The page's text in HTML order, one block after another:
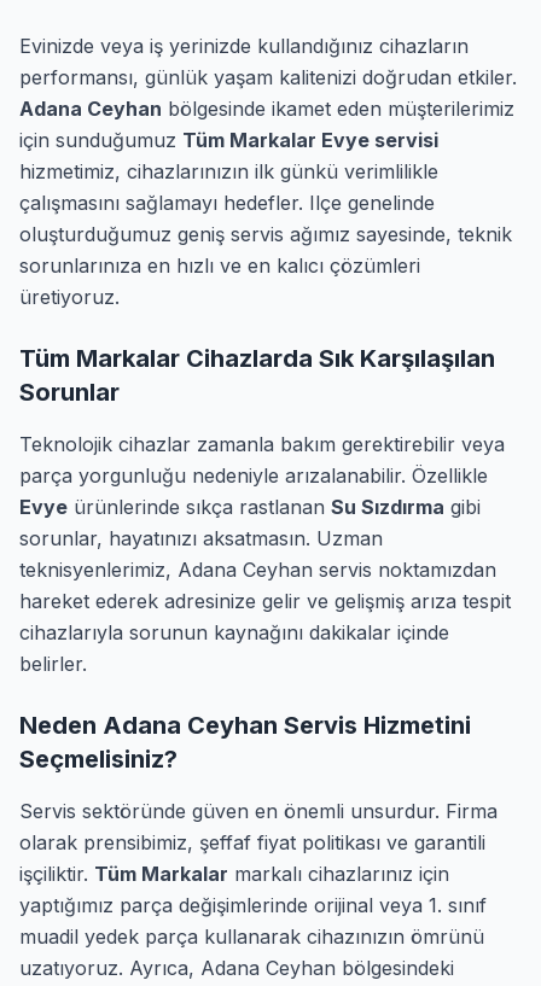
Evinizde veya iş yerinizde kullandığınız cihazların
performansı, günlük yaşam kalitenizi doğrudan etkiler.
Adana Ceyhan bölgesinde ikamet eden müşterilerimiz
için sunduğumuz Tüm Markalar Evye servisi
hizmetimiz, cihazlarınızın ilk günkü verimlilikle
çalışmasını sağlamayı hedefler. Ilçe genelinde
oluşturduğumuz geniş servis ağımız sayesinde, teknik
sorunlarınıza en hızlı ve en kalıcı çözümleri
üretiyoruz.
Tüm Markalar Cihazlarda Sık Karşılaşılan
Sorunlar
Teknolojik cihazlar zamanla bakım gerektirebilir veya
parça yorgunluğu nedeniyle arızalanabilir. Özellikle
Evye ürünlerinde sıkça rastlanan Su Sızdırma gibi
sorunlar, hayatınızı aksatmasın. Uzman
teknisyenlerimiz, Adana Ceyhan servis noktamızdan
hareket ederek adresinize gelir ve gelişmiş arıza tespit
cihazlarıyla sorunun kaynağını dakikalar içinde
belirler.
Neden Adana Ceyhan Servis Hizmetini
Seçmelisiniz?
Servis sektöründe güven en önemli unsurdur. Firma
olarak prensibimiz, şeffaf fiyat politikası ve garantili
işçiliktir. Tüm Markalar markalı cihazlarınız için
yaptığımız parça değişimlerinde orijinal veya 1. sınıf
muadil yedek parça kullanarak cihazınızın ömrünü
uzatıyoruz. Ayrıca, Adana Ceyhan bölgesindeki